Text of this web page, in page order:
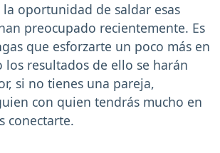
la oportunidad de saldar esas
preocupado recientemente. Es
que esforzarte un poco más en
resultados de ello se harán
si no tienes una pareja,
con quien tendrás mucho en
conectarte.